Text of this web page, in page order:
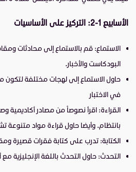
الأسابيع 1-2: التركيز على الأساسيات
الاستماع: قم بالاستماع إلى محادثات
البودكاست والأخبار.
حاول الاستماع إلى لهجات مختلفة لتكون
في الاختبار
القراءة: اقرأ نصوصاً من مصادر أكاديمية
بانتظام. وأيضا حاول قراءة مواد متنوعة
الكتابة: تدرب على كتابة فقرات قصيرة
التحدث: حاول التحدث باللغة الإنجليزية